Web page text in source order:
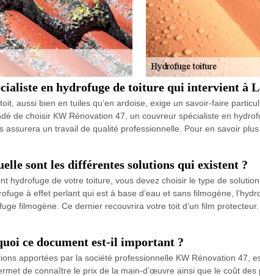
en hydrofuge de toiture qui intervient à
toit, aussi bien en tuiles qu’en ardoise, exige un savoir-faire
de choisir KW Rénovation 47, un couvreur spécialiste en
un travail de qualité professionnelle. Pour en savoir
sont les différentes solutions qui existent ?
hydrofuge de votre toiture, vous devez choisir le type de
à effet perlant qui est à base d’eau et sans filmogène,
filmogène. Ce dernier recouvrira votre toit d’un film
ce document est-il important ?
apportées par la société professionnelle KW Rénovation 47,
de connaître le prix de la main-d’œuvre ainsi que le coût